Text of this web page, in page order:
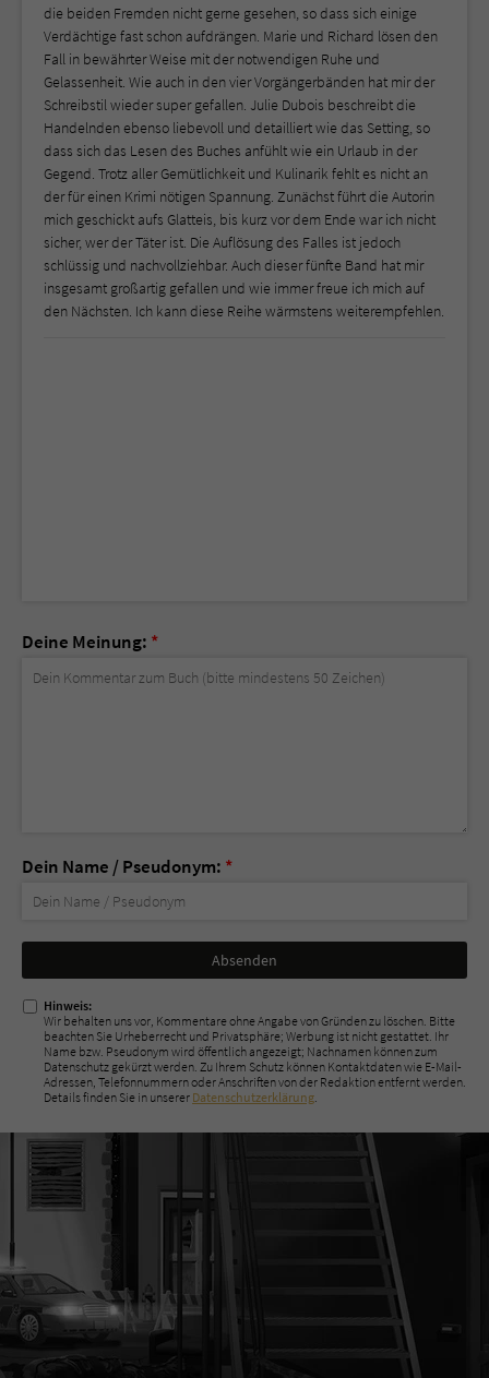
die beiden Fremden nicht gerne gesehen, so dass sich einige
Verdächtige fast schon aufdrängen. Marie und Richard lösen den
Fall in bewährter Weise mit der notwendigen Ruhe und
Gelassenheit. Wie auch in den vier Vorgängerbänden hat mir der
Schreibstil wieder super gefallen. Julie Dubois beschreibt die
Handelnden ebenso liebevoll und detailliert wie das Setting, so
dass sich das Lesen des Buches anfühlt wie ein Urlaub in der
Gegend. Trotz aller Gemütlichkeit und Kulinarik fehlt es nicht an
der für einen Krimi nötigen Spannung. Zunächst führt die Autorin
mich geschickt aufs Glatteis, bis kurz vor dem Ende war ich nicht
sicher, wer der Täter ist. Die Auflösung des Falles ist jedoch
schlüssig und nachvollziehbar. Auch dieser fünfte Band hat mir
insgesamt großartig gefallen und wie immer freue ich mich auf
den Nächsten. Ich kann diese Reihe wärmstens weiterempfehlen.
Deine Meinung: *
Dein Name / Pseudonym: *
Nicht
ausfüllen!
Hinweis:
Wir behalten uns vor, Kommentare ohne Angabe von Gründen zu löschen. Bitte
beachten Sie Urheberrecht und Privatsphäre; Werbung ist nicht gestattet. Ihr
Name bzw. Pseudonym wird öffentlich angezeigt; Nachnamen können zum
Datenschutz gekürzt werden. Zu Ihrem Schutz können Kontaktdaten wie E-Mail-
Adressen, Telefonnummern oder Anschriften von der Redaktion entfernt werden.
Details finden Sie in unserer Datenschutzerklärung.